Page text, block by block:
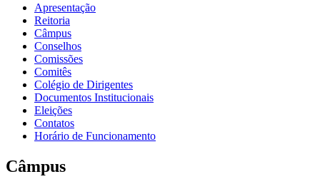
Apresentação
Reitoria
Câmpus
Conselhos
Comissões
Comitês
Colégio de Dirigentes
Documentos Institucionais
Eleições
Contatos
Horário de Funcionamento
Câmpus